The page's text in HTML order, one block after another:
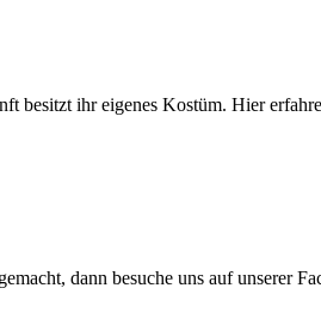
besitzt ihr eigenes Kostüm. Hier
dann besuche uns auf unserer